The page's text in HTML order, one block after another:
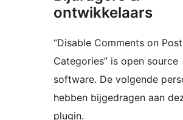
ontwikkelaars
“Disable Comments on Post
Categories” is open source
software. De volgende
hebben bijgedragen aan
plugin.